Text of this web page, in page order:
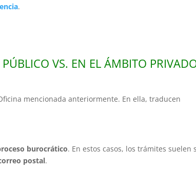
.
VS. EN EL ÁMBITO
mencionada anteriormente. En ella, traducen
burocrático. En estos casos, los trámites suelen
postal.